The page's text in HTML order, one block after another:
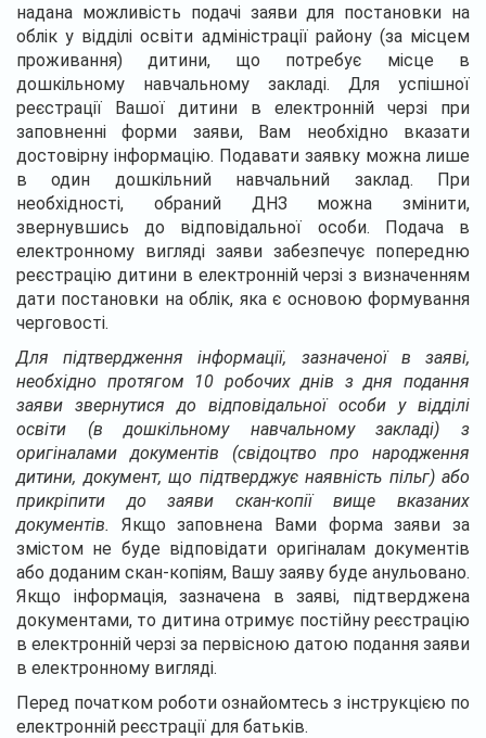
надана можливість подачі заяви для постановки на
облік у відділі освіти адміністрації району (за місцем
проживання) дитини, що потребує місце в
дошкільному навчальному закладі. Для успішної
реєстрації Вашої дитини в електронній черзі при
заповненні форми заяви, Вам необхідно вказати
достовірну інформацію. Подавати заявку можна лише
в один дошкільний навчальний заклад. При
необхідності, обраний ДНЗ можна змінити,
звернувшись до відповідальної особи. Подача в
електронному вигляді заяви забезпечує попередню
реєстрацію дитини в електронній черзі з визначенням
дати постановки на облік, яка є основою формування
черговості.
Для підтвердження інформації, зазначеної в заяві,
необхідно протягом 10 робочих днів з дня подання
заяви звернутися до відповідальної особи у відділі
освіти (в дошкільному навчальному закладі) з
оригіналами документів (свідоцтво про народження
дитини, документ, що підтверджує наявність пільг) або
прикріпити до заяви скан-копії вище вказаних
документів.
Якщо заповнена Вами форма заяви за
змістом не буде відповідати оригіналам документів
або доданим скан-копіям, Вашу заяву буде анульовано.
Якщо інформація, зазначена в заяві, підтверджена
документами, то дитина отримує постійну реєстрацію
в електронній черзі за первісною датою подання заяви
в електронному вигляді.
Перед початком роботи ознайомтесь з інструкцією по
електронній реєстрації для батьків.